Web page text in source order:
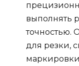
выполнять
точностью.
для резки,